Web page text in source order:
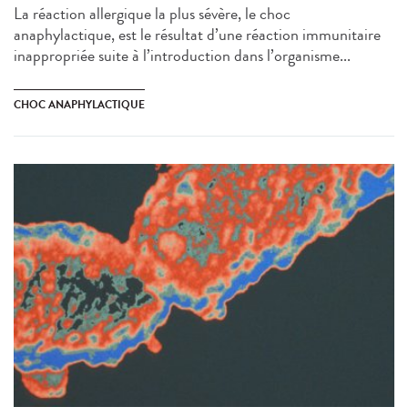
La réaction allergique la plus sévère, le choc
anaphylactique, est le résultat d’une réaction immunitaire
inappropriée suite à l’introduction dans l’organisme...
CHOC ANAPHYLACTIQUE